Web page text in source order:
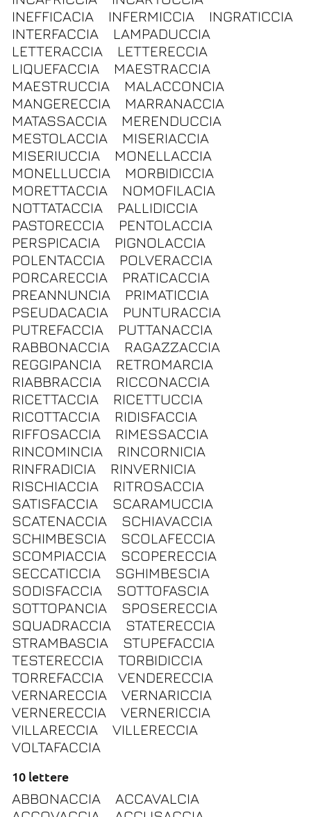
INEFFICACIA
INFERMICCIA
INGRATICCIA
INTERFACCIA
LAMPADUCCIA
LETTERACCIA
LETTERECCIA
LIQUEFACCIA
MAESTRACCIA
MAESTRUCCIA
MALACCONCIA
MANGERECCIA
MARRANACCIA
MATASSACCIA
MERENDUCCIA
MESTOLACCIA
MISERIACCIA
MISERIUCCIA
MONELLACCIA
MONELLUCCIA
MORBIDICCIA
MORETTACCIA
NOMOFILACIA
NOTTATACCIA
PALLIDICCIA
PASTORECCIA
PENTOLACCIA
PERSPICACIA
PIGNOLACCIA
POLENTACCIA
POLVERACCIA
PORCARECCIA
PRATICACCIA
PREANNUNCIA
PRIMATICCIA
PSEUDACACIA
PUNTURACCIA
PUTREFACCIA
PUTTANACCIA
RABBONACCIA
RAGAZZACCIA
REGGIPANCIA
RETROMARCIA
RIABBRACCIA
RICCONACCIA
RICETTACCIA
RICETTUCCIA
RICOTTACCIA
RIDISFACCIA
RIFFOSACCIA
RIMESSACCIA
RINCOMINCIA
RINCORNICIA
RINFRADICIA
RINVERNICIA
RISCHIACCIA
RITROSACCIA
SATISFACCIA
SCARAMUCCIA
SCATENACCIA
SCHIAVACCIA
SCHIMBESCIA
SCOLAFECCIA
SCOMPIACCIA
SCOPERECCIA
SECCATICCIA
SGHIMBESCIA
SODISFACCIA
SOTTOFASCIA
SOTTOPANCIA
SPOSERECCIA
SQUADRACCIA
STATERECCIA
STRAMBASCIA
STUPEFACCIA
TESTERECCIA
TORBIDICCIA
TORREFACCIA
VENDERECCIA
VERNARECCIA
VERNARICCIA
VERNERECCIA
VERNERICCIA
VILLARECCIA
VILLERECCIA
VOLTAFACCIA
10 lettere
ABBONACCIA
ACCAVALCIA